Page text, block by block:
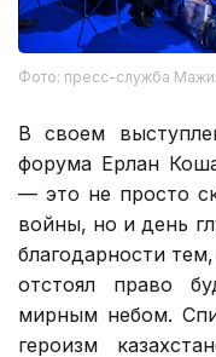
Фото: пресс-служба
В своем
форума Ерлан
— это не просто
войны, но и день
благодарности
отстоял право
мирным небом.
героизм